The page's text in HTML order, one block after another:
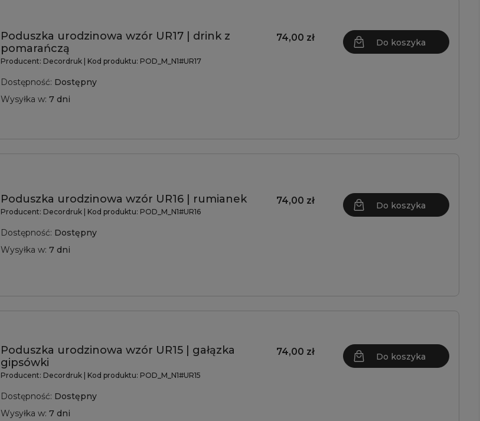
Poduszka urodzinowa wzór UR17 | drink z
pomarańczą
Producent: Decordruk | Kod produktu: POD_M_N1#UR17
Dostępność: Dostępny
Wysyłka w: 7 dni
74,00 zł Do koszyka
Poduszka urodzinowa wzór UR16 | rumianek
Producent: Decordruk | Kod produktu: POD_M_N1#UR16
Dostępność: Dostępny
Wysyłka w: 7 dni
74,00 zł Do koszyka
Poduszka urodzinowa wzór UR15 | gałązka
gipsówki
Producent: Decordruk | Kod produktu: POD_M_N1#UR15
Dostępność: Dostępny
Wysyłka w: 7 dni
74,00 zł Do koszyka